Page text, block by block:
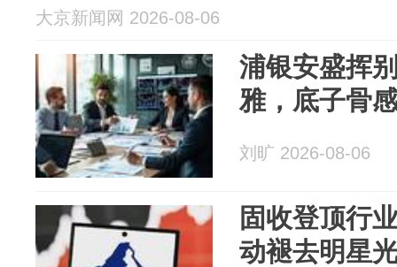
大京新闻网 2026-08-06
浦银安盛挥
雅，底子骨
刘旷 2026-08-06
固收登顶行
动褪去明星